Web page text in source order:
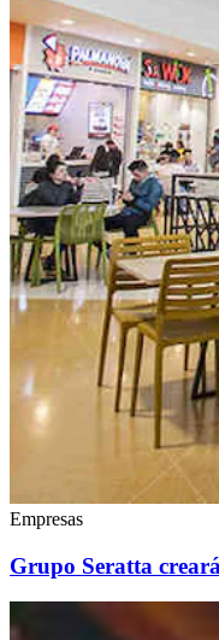
Empresas
Grupo Seratta